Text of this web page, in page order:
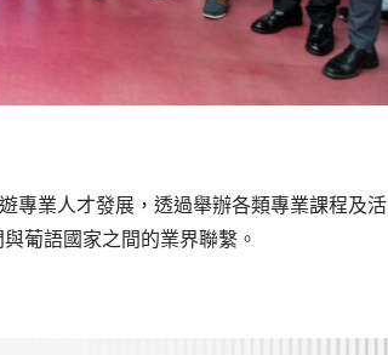
專業人才發展，透過舉辦各類專業課程及活
葡語國家之間的業界聯繫。